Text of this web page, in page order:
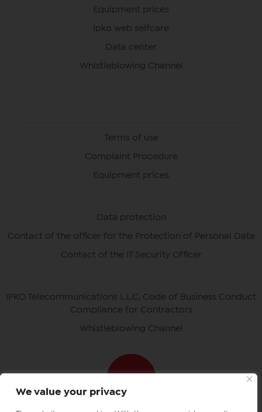
We value your privacy
Equipment prices
Ipko web selfcare
Data center
Whistleblowing Channel
Terms of use
Complaint Procedure
Equipment prices
Data protection
Contact of the officer for the Protection of Personal Data
Contact of the IT Security Officer
IPKO Telecommunications L.L.C. Code of Business Conduct
Compliance for Contractors
Whistleblowing Channel